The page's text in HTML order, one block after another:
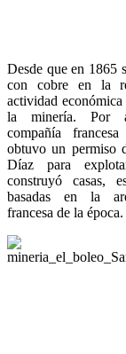
Desde que en 1865
con cobre en la
actividad
la minería. Por
compañía
obtuvo un permiso
Díaz para
construyó casas,
basadas en la
francesa de la época.